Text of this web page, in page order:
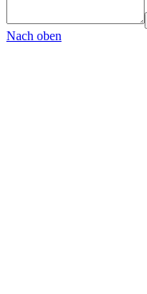
Nach oben